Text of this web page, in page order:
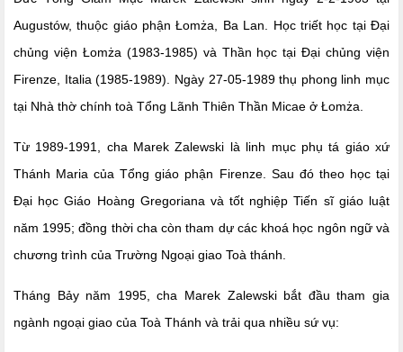
Augustów, thuộc giáo phận Łomża, Ba Lan. Học triết học tại Đại
chủng viện Łomża (1983-1985) và Thần học tại Đại chủng viện
Firenze, Italia (1985-1989). Ngày 27-05-1989 thụ phong linh mục
tại Nhà thờ chính toà Tổng Lãnh Thiên Thần Micae ở Łomża.
Từ 1989-1991, cha Marek Zalewski là linh mục phụ tá giáo xứ
Thánh Maria của Tổng giáo phận Firenze. Sau đó theo học tại
Đại học Giáo Hoàng Gregoriana và tốt nghiệp Tiến sĩ giáo luật
năm 1995; đồng thời cha còn tham dự các khoá học ngôn ngữ và
chương trình của Trường Ngoại giao Toà thánh.
Tháng Bảy năm 1995, cha Marek Zalewski bắt đầu tham gia
ngành ngoại giao của Toà Thánh và trải qua nhiều sứ vụ: